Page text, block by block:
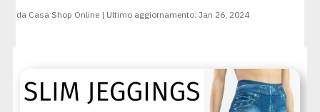
da Casa Shop Online | Ultimo aggiornamento: Jan 26, 2024